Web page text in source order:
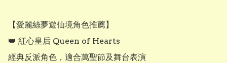
【愛麗絲夢遊仙境角色推薦】
👑 紅心皇后 Queen of Hearts
經典反派角色，適合萬聖節及舞台表演